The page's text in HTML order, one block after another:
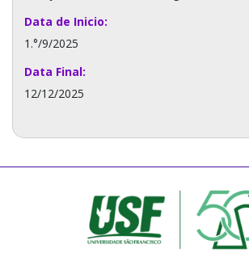
Data de Inicio:
1.°/9/2025
Data Final:
12/12/2025